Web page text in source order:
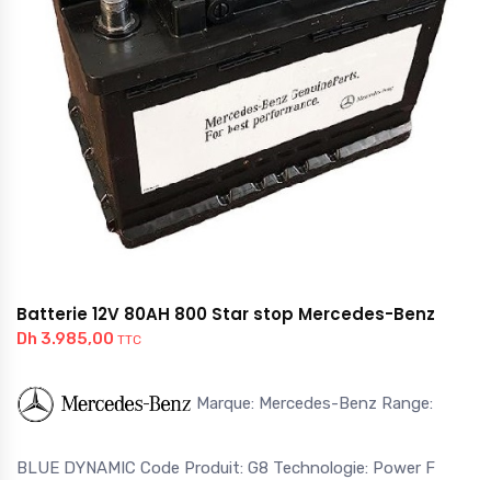
Batterie 12V 80AH 800 Star stop Mercedes-Benz
Dh 3.985,00 TTC
Marque: Mercedes-Benz Range:
BLUE DYNAMIC Code Produit: G8 Technologie: Power F